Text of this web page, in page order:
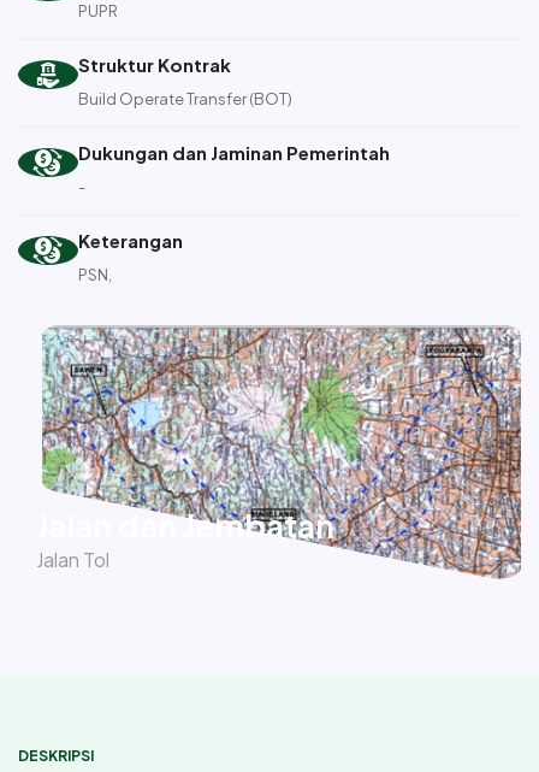
PUPR
Struktur Kontrak
Build Operate Transfer (BOT)
Dukungan dan Jaminan Pemerintah
-
Keterangan
PSN,
Jalan dan Jembatan
Jalan Tol
DESKRIPSI